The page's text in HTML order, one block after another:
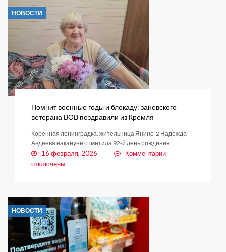
НОВОСТИ
Помнит военные годы и блокаду: заневского
ветерана ВОВ поздравили из Кремля
Коренная ленинградка, жительница Янино-2 Надежда
Авдеева накануне отметила 92-й день рождения
16 февраля, 2026 Комментариик
отключены
НОВОСТИ